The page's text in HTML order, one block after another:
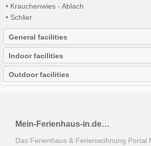
• Krauchenwies - Ablach
• Schlier
General facilities
Indoor facilities
Outdoor facilities
Mein-Ferienhaus-in.de…
Das Ferienhaus & Ferienwohnung Portal